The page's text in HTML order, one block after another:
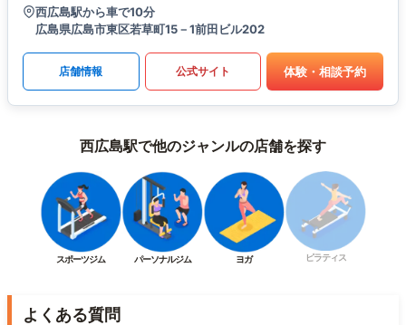
西広島駅から車で10分
広島県広島市東区若草町15－1前田ビル202
店舗情報 公式サイト 体験・相談予約
西広島駅で他のジャンルの店舗を探す
スポーツジム パーソナルジム ヨガ ピラティス
よくある質問